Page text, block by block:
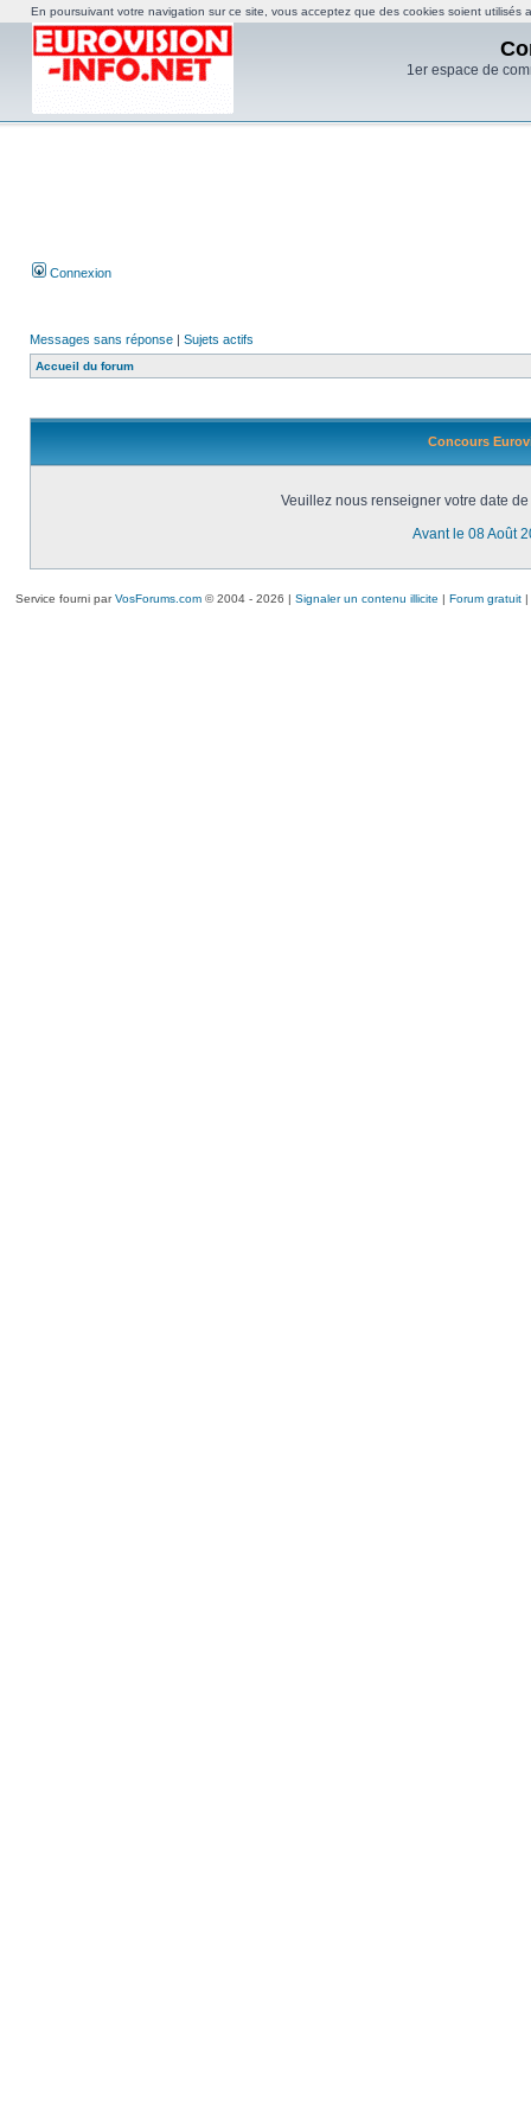
1er espace de
Connexion
Messages sans réponse | Sujets actifs
Accueil du forum
Concours
Veuillez nous renseigner votre date
Avant le 08 Août
Service fourni parVosForums.com© 2004 - 2026 | Signaler un contenu illicite | Forum gratuit|
En poursuivant votre navigation sur ce site, vous acceptez que des cookies soient